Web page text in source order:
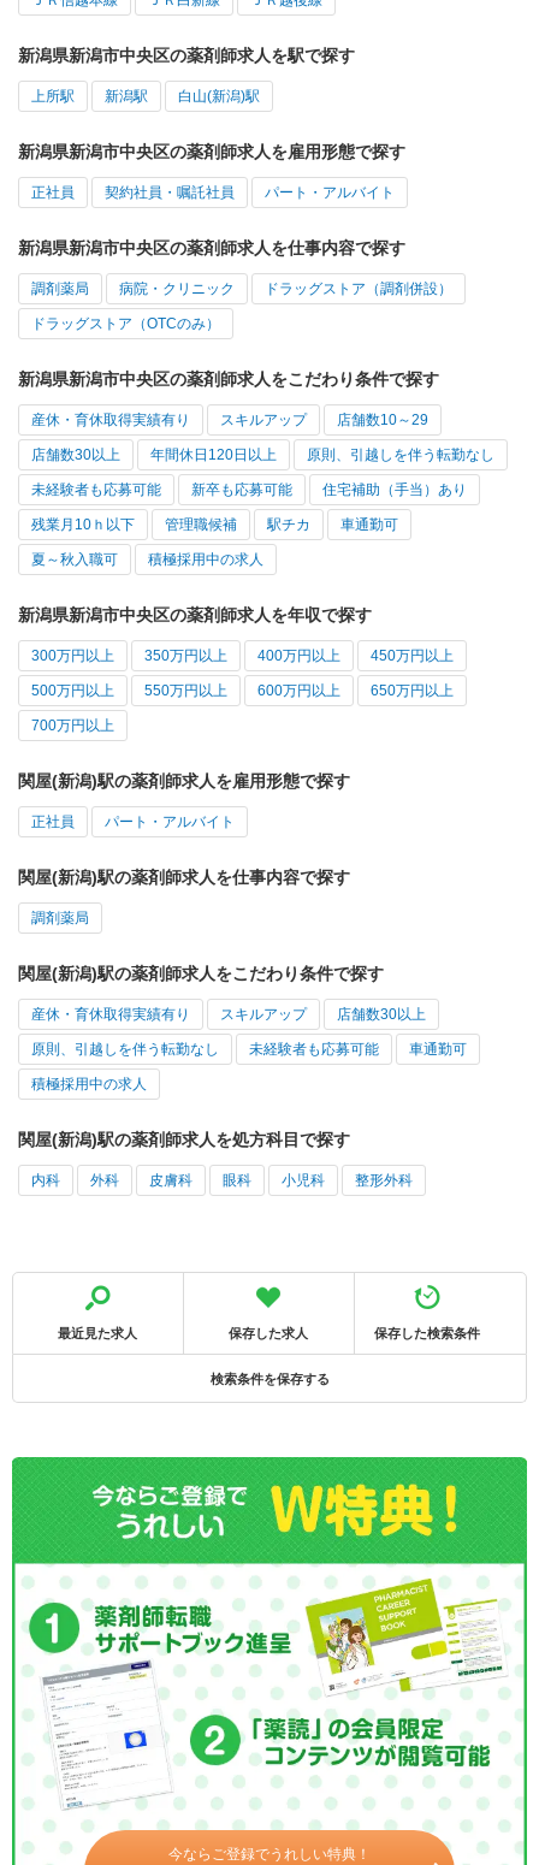
新潟県新潟市中央区の薬剤師求人を駅で探す
上所駅 新潟駅 白山(新潟)駅
新潟県新潟市中央区の薬剤師求人を雇用形態で探す
正社員 契約社員・嘱託社員 パート・アルバイト
新潟県新潟市中央区の薬剤師求人を仕事内容で探す
調剤薬局 病院・クリニック ドラッグストア（調剤併設）
ドラッグストア（OTCのみ）
新潟県新潟市中央区の薬剤師求人をこだわり条件で探す
産休・育休取得実績有り スキルアップ 店舗数10～29
店舗数30以上 年間休日120日以上 原則、引越しを伴う転勤なし
未経験者も応募可能 新卒も応募可能 住宅補助（手当）あり
残業月10ｈ以下 管理職候補 駅チカ 車通勤可
夏～秋入職可 積極採用中の求人
新潟県新潟市中央区の薬剤師求人を年収で探す
300万円以上 350万円以上 400万円以上 450万円以上
500万円以上 550万円以上 600万円以上 650万円以上
700万円以上
関屋(新潟)駅の薬剤師求人を雇用形態で探す
正社員 パート・アルバイト
関屋(新潟)駅の薬剤師求人を仕事内容で探す
調剤薬局
関屋(新潟)駅の薬剤師求人をこだわり条件で探す
産休・育休取得実績有り スキルアップ 店舗数30以上
原則、引越しを伴う転勤なし 未経験者も応募可能 車通勤可
積極採用中の求人
関屋(新潟)駅の薬剤師求人を処方科目で探す
内科 外科 皮膚科 眼科 小児科 整形外科
最近見た求人 保存した求人 保存した検索条件
検索条件を保存する
今ならご登録でうれしい特典！